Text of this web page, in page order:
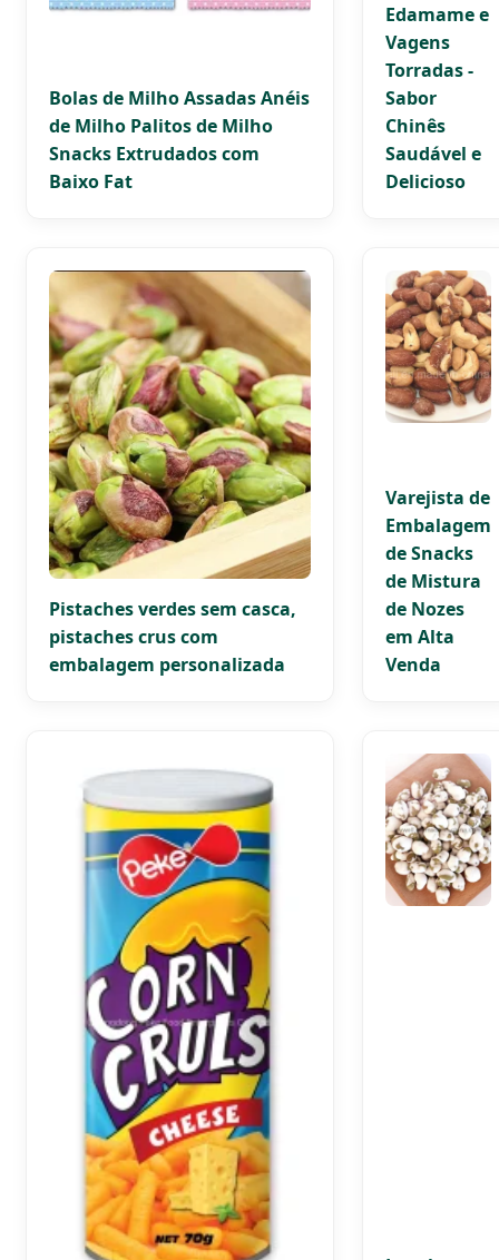
Bolas de Milho Assadas Anéis
de Milho Palitos de Milho
Snacks Extrudados com
Baixo Fat
Edamame e
Vagens
Torradas -
Sabor
Chinês
Saudável e
Delicioso
Pistaches verdes sem casca,
pistaches crus com
embalagem personalizada
Varejista de
Embalagem
de Snacks
de Mistura
de Nozes
em Alta
Venda